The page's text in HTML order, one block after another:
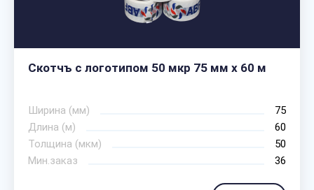
Скотчъ с логотипом 50 мкр 75 мм х 60 м
Ширина (мм)
75
Длина (м)
60
Толщина (мкм)
50
Мин.заказ
36